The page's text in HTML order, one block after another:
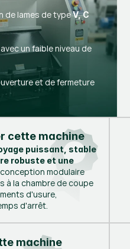
de lames de typeV, C
avec un faible niveau de
et de fermeture
cette machine
puissant, stable
robuste et une
conception modulaire
à la chambre de coupe
d'usure,
d'arrêt.
machine